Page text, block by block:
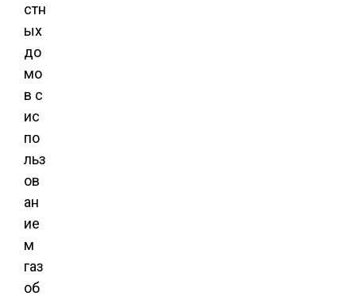
стн
ых
до
мо
в с
ис
по
льз
ов
ан
ие
м
газ
об